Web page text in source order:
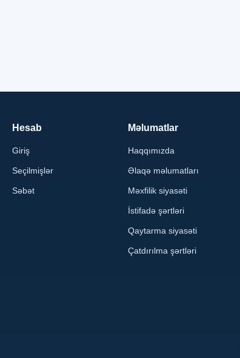
Hesab
Giriş
Seçilmişlər
Səbət
Məlumatlar
Haqqımızda
Əlaqə məlumatları
Məxfilik siyasəti
İstifadə şərtləri
Qaytarma siyasəti
Çatdırılma şərtləri